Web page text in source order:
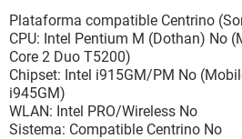
Plataforma compatible Centrino
CPU: Intel Pentium M (Dothan) No
Core 2 Duo T5200)
Chipset: Intel i915GM/PM No
i945GM)
WLAN: Intel PRO/Wireless No
Sistema: Compatible Centrino No